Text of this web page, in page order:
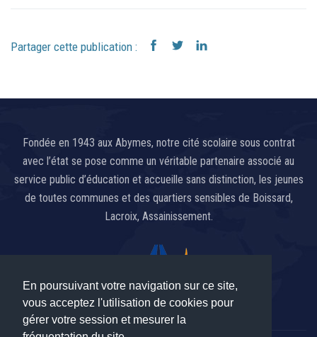
En poursuivant votre navigation sur ce site,
vous acceptez l'utilisation de cookies pour
gérer votre session et mesurer la
Partager cette publication :
Fondée en 1943 aux Abymes, notre cité scolaire sous contrat
avec l’état se pose comme un véritable partenaire associé au
service public d’éducation et accueille sans distinction, les jeunes
de toutes communes et des quartiers sensibles de Boissard,
Lacroix, Assainissement.